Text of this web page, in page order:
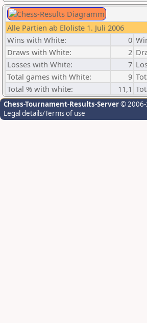
Alle Partien ab Eloliste 1. Juli 2006
Wins with White:
0
Draws with White:
2
Losses with White:
7
Total games with White:
9
Total % with white:
11,1
Chess-Tournament-Results-Server© 2006-
Legal details/Terms of use